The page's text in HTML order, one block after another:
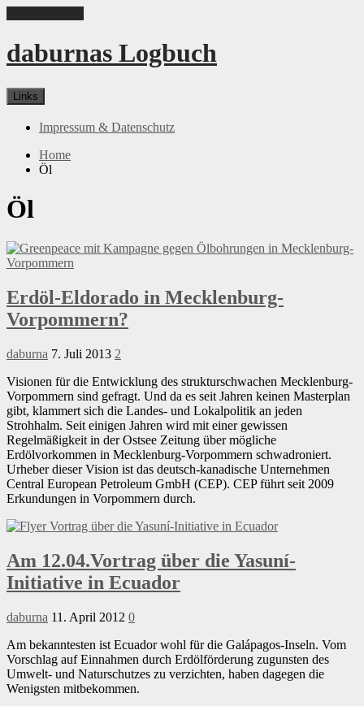
daburnas Logbuch
Links
Impressum & Datenschutz
Home
Öl
Öl
Erdöl-Eldorado in Mecklenburg-
Vorpommern?
daburna 7. Juli 2013 2
Visionen für die Entwicklung des strukturschwachen Mecklenburg-
Vorpommern sind gefragt. Und da es seit Jahren keinen Masterplan
gibt, klammert sich die Landes- und Lokalpolitik an jeden
Strohhalm. Seit einigen Jahren wird mit einer gewissen
Regelmäßigkeit in der Ostsee Zeitung über mögliche
Erdölvorkommen in Mecklenburg-Vorpommern schwadroniert.
Urheber dieser Vision ist das deutsch-kanadische Unternehmen
Central European Petroleum GmbH (CEP). CEP führt seit 2009
Erkundungen in Vorpommern durch.
Am 12.04.Vortrag über die Yasuní-
Initiative in Ecuador
daburna 11. April 2012 0
Am bekanntesten ist Ecuador wohl für die Galápagos-Inseln. Vom
Vorschlag auf Einnahmen durch Erdölförderung zugunsten des
Umwelt- und Naturschutzes zu verzichten, haben dagegen die
Wenigsten mitbekommen.